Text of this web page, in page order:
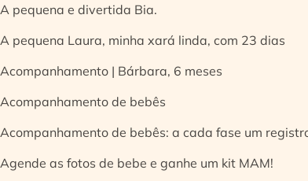
A pequena e divertida Bia.
A pequena Laura, minha xará linda, com 23 dias
Acompanhamento | Bárbara, 6 meses
Acompanhamento de bebês
Acompanhamento de bebês: a cada fase um
Agende as fotos de bebe e ganhe um kit MAM!